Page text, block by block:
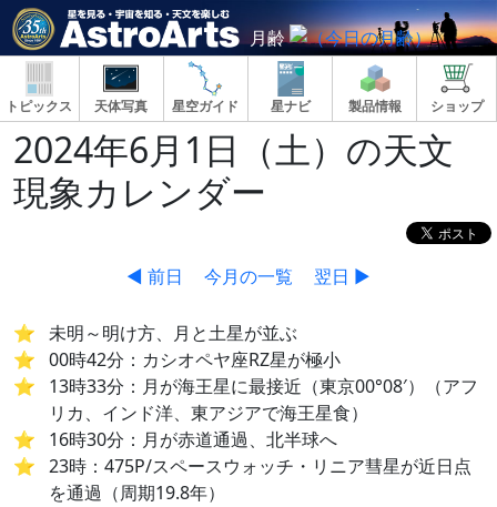
月齢
トピックス 天体写真 星空ガイド 星ナビ 製品情報 ショップ
2024年6月1日（土）の天文
現象カレンダー
◀ 前日 今月の一覧 翌日 ▶
未明～明け方、月と土星が並ぶ
00時42分：カシオペヤ座RZ星が極小
13時33分：月が海王星に最接近（東京00°08′）（アフ
リカ、インド洋、東アジアで海王星食）
16時30分：月が赤道通過、北半球へ
23時：475P/スペースウォッチ・リニア彗星が近日点
を通過（周期19.8年）